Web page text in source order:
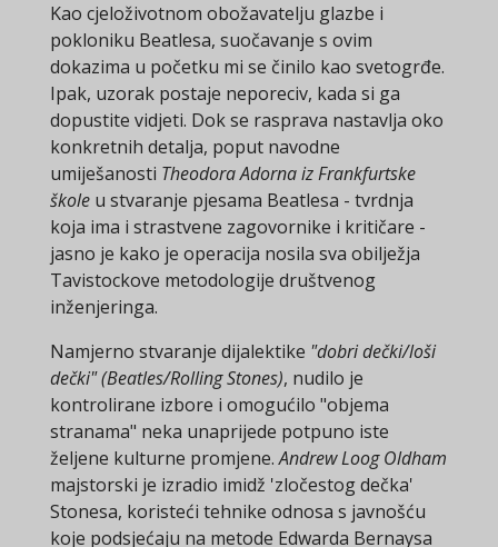
Kao cjeloživotnom obožavatelju glazbe i
pokloniku Beatlesa, suočavanje s ovim
dokazima u početku mi se činilo kao svetogrđe.
Ipak, uzorak postaje neporeciv, kada si ga
dopustite vidjeti. Dok se rasprava nastavlja oko
konkretnih detalja, poput navodne
umiješanosti Theodora Adorna iz Frankfurtske
školeu stvaranje pjesama Beatlesa - tvrdnja
koja ima i strastvene zagovornike i kritičare -
jasno je kako je operacija nosila sva obilježja
Tavistockove metodologije društvenog
inženjeringa.
Namjerno stvaranje dijalektike "dobri dečki/loši
dečki" (Beatles/Rolling Stones), nudilo je
kontrolirane izbore i omogućilo "objema
stranama" neka unaprijede potpuno iste
željene kulturne promjene.Andrew Loog Oldham
majstorski je izradio imidž 'zločestog dečka'
Stonesa, koristeći tehnike odnosa s javnošću
koje podsjećaju na metode Edwarda Bernaysa